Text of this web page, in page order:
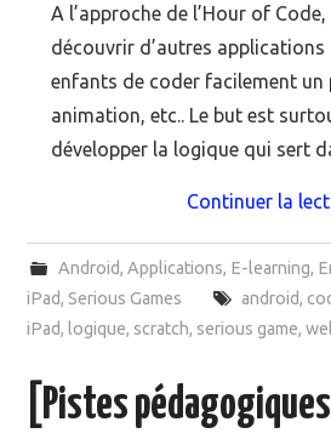
A l’approche de l’Hour of
découvrir d’autres
enfants de coder facilement un
animation, etc.. Le but est
développer la logique qui sert
Continuer la
Android, Applications, E-learning,
iPad, Serious Games android,
iPad, logique, scratch, serious game,
[Pistes pédagogiques]